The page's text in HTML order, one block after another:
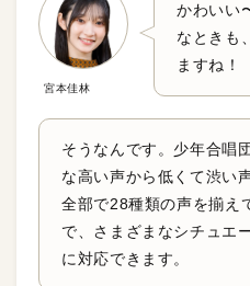
宮本佳林
かわいい
なときも
ますね！
そうなんです。少年合唱
な高い声から低くて渋い
全部で28種類の声を揃え
で、さまざまなシチュエ
に対応できます。